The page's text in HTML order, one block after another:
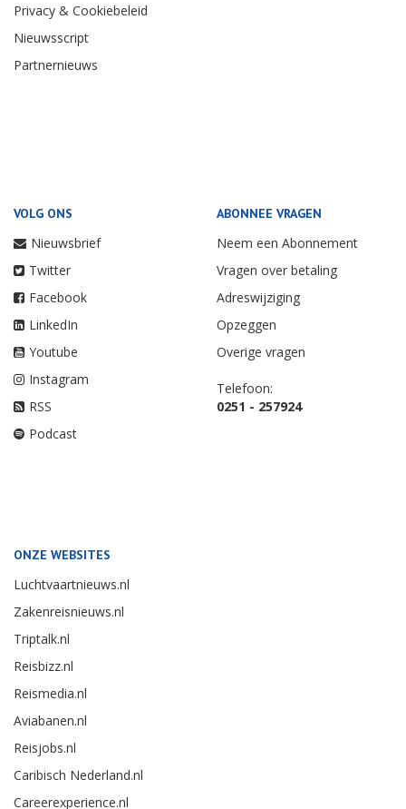
Privacy & Cookiebeleid
Nieuwsscript
Partnernieuws
VOLG ONS
Nieuwsbrief
Twitter
Facebook
LinkedIn
Youtube
Instagram
RSS
Podcast
ABONNEE VRAGEN
Neem een Abonnement
Vragen over betaling
Adreswijziging
Opzeggen
Overige vragen
Telefoon:
0251 - 257924
ONZE WEBSITES
Luchtvaartnieuws.nl
Zakenreisnieuws.nl
Triptalk.nl
Reisbizz.nl
Reismedia.nl
Aviabanen.nl
Reisjobs.nl
Caribisch Nederland.nl
Careerexperience.nl